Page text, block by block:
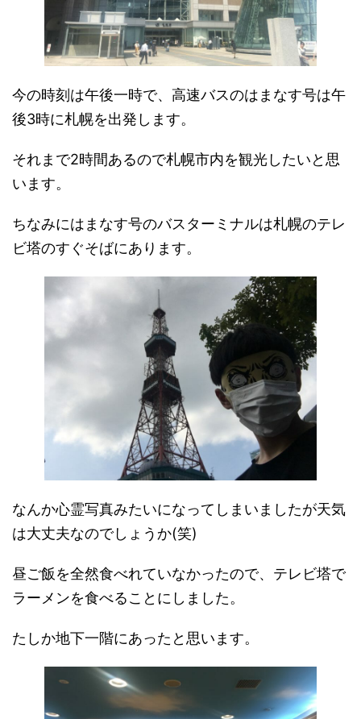
今の時刻は午後一時で、高速バスのはまなす号は午
後3時に札幌を出発します。
それまで2時間あるので札幌市内を観光したいと思
います。
ちなみにはまなす号のバスターミナルは札幌のテレ
ビ塔のすぐそばにあります。
なんか心霊写真みたいになってしまいましたが天気
は大丈夫なのでしょうか(笑)
昼ご飯を全然食べれていなかったので、テレビ塔で
ラーメンを食べることにしました。
たしか地下一階にあったと思います。